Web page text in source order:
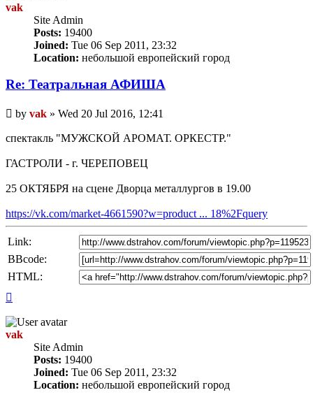
vak
Site Admin
Posts: 19400
Joined: Tue 06 Sep 2011, 23:32
Location: небольшой европейский город
Re: Театральная АФИША
Unread
post
by vak » Wed 20 Jul 2016, 12:41
спектакль "МУЖСКОЙ АРОМАТ. ОРКЕСТР."
ГАСТРОЛИ - г. ЧЕРЕПОВЕЦ
25 ОКТЯБРЯ на сцене Дворца металлургов в 19.00
https://vk.com/market-4661590?w=product ... 18%2Fquery
Link:
BBcode:
HTML:
vak
Site Admin
Posts: 19400
Joined: Tue 06 Sep 2011, 23:32
Location: небольшой европейский город